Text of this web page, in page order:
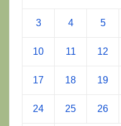
3 4 5
10 11 12
17 18 19
24 25 26